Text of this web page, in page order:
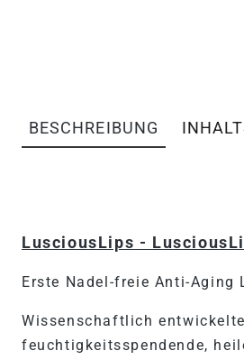
BESCHREIBUNG
LusciousLips -
Erste Nadel-freie Anti-Aging
Wissenschaftlich
feuchtigkeitsspendende,